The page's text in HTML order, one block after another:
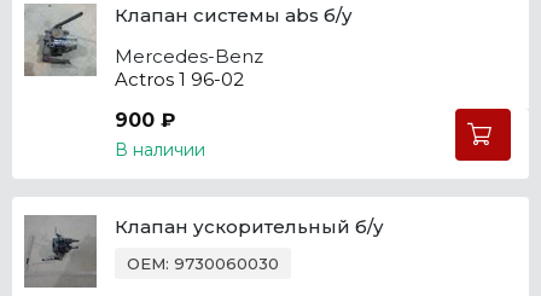
Клапан системы abs б/у
Mercedes-Benz
Actros 1 96-02
900 ₽
В наличии
Клапан ускорительный б/у
OEM: 9730060030